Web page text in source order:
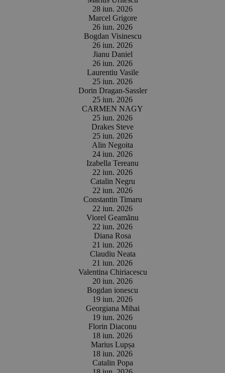
28 iun. 2026
Marcel Grigore
26 iun. 2026
Bogdan Visinescu
26 iun. 2026
Jianu Daniel
26 iun. 2026
Laurentiu Vasile
25 iun. 2026
Dorin Dragan-Sassler
25 iun. 2026
CARMEN NAGY
25 iun. 2026
Drakes Steve
25 iun. 2026
Alin Negoita
24 iun. 2026
Izabella Tereanu
22 iun. 2026
Catalin Negru
22 iun. 2026
Constantin Timaru
22 iun. 2026
Viorel Geamănu
22 iun. 2026
Diana Rosa
21 iun. 2026
Claudiu Neata
21 iun. 2026
Valentina Chiriacescu
20 iun. 2026
Bogdan ionescu
19 iun. 2026
Georgiana Mihai
19 iun. 2026
Florin Diaconu
18 iun. 2026
Marius Lupșa
18 iun. 2026
Catalin Popa